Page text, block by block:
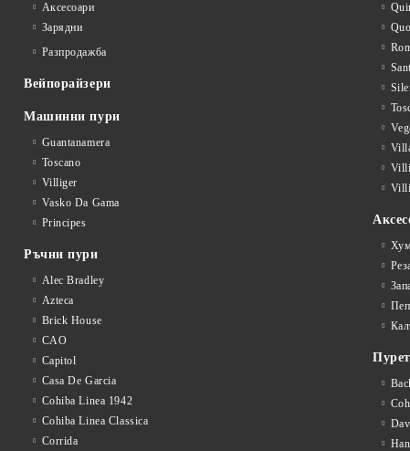
Аксесоари
Зарядни
Разпродажба
Вейпорайзери
Машинни пури
Guantanamera
Toscano
Villiger
Vasko Da Gama
Principes
Ръчни пури
Alec Bradley
Azteca
Brick House
CAO
Capitol
Casa De Garcia
Cohiba Linea 1942
Cohiba Linea Classica
Corrida